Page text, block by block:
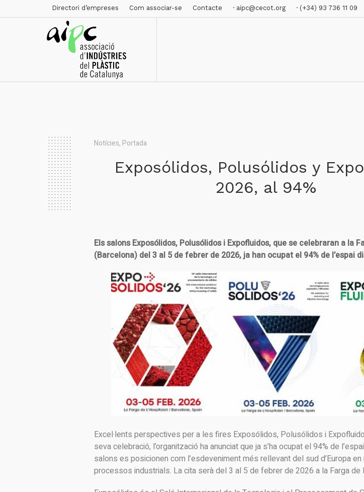
Directori d’empreses Com associar-se Contacte · aipc@cecot.org · (+34) 93 736 11 09
Notícies, Portada
Exposólidos, Polusólidos y
2026, al 94%
Els salons Exposólidos, Polusólidos i Expofluidos, que se celebraran a la
(Barcelona) del 3 al 5 de febrer de 2026, ja han ocupat el 94% de l’espai
Excel·lents perspectives per a les fires Exposólidos, Polusólidos i
seva celebració, l’organització ha anunciat que ja s’ha ocupat el 94% de
salons es posicionen com l’esdeveniment més rellevant del sud d’Europa
processos industrials. La cita serà del 3 al 5 de febrer de 2026 a la Farga de